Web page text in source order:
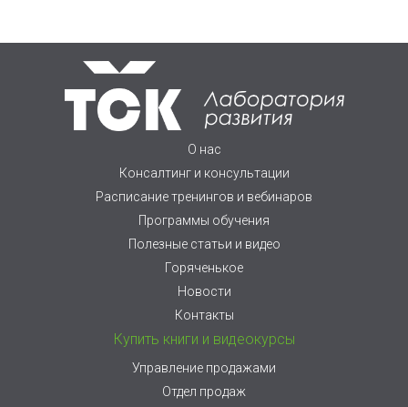
О нас
Консалтинг и консультации
Расписание тренингов и вебинаров
Программы обучения
Полезные статьи и видео
Горяченькое
Новости
Контакты
Купить книги и видеокурсы
Управление продажами
Отдел продаж